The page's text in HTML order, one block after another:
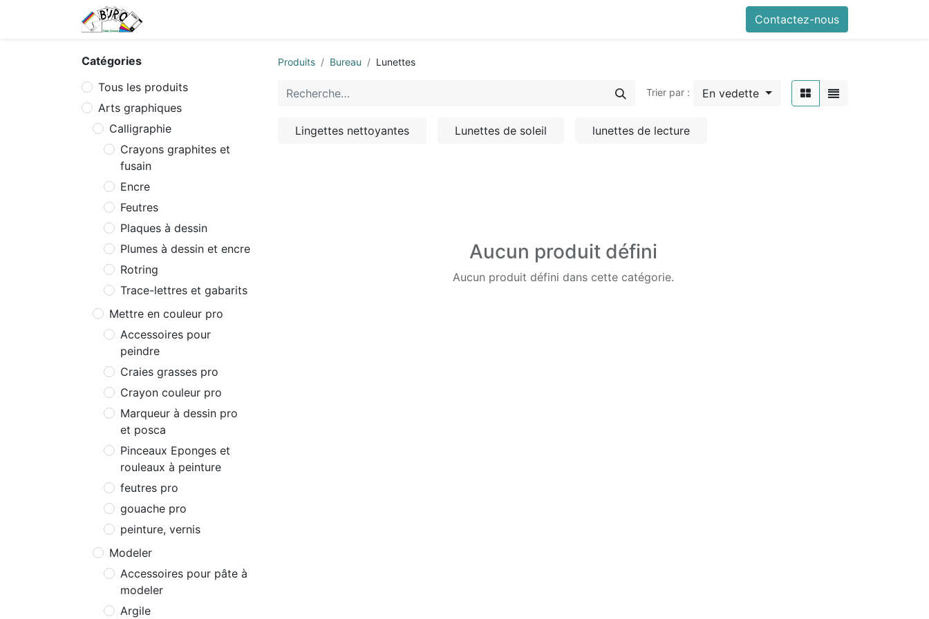
Contactez-nous
Catégories
Tous les produits
Arts graphiques
Calligraphie
Crayons graphites et
fusain
Encre
Feutres
Plaques à dessin
Plumes à dessin et encre
Rotring
Trace-lettres et gabarits
Mettre en couleur pro
Accessoires pour
peindre
Craies grasses pro
Crayon couleur pro
Marqueur à dessin pro
et posca
Pinceaux Eponges et
rouleaux à peinture
feutres pro
gouache pro
peinture, vernis
Modeler
Accessoires pour pâte à
modeler
Argile
Produits Bureau Lunettes
Trier par : En vedette
Lingettes nettoyantes Lunettes de soleil lunettes de lecture
Aucun produit défini
Aucun produit défini dans cette catégorie.